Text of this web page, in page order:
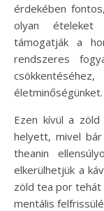
érdekében
olyan ételeket
támogatják a
rendszeres
életminőségünket.
Ezen kívül a
helyett, mivel
theanin
elkerülhetjük a
zöld tea por tehát
mentális